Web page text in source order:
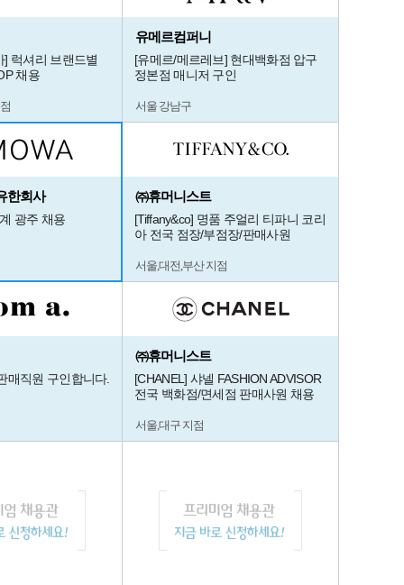
럭셔리 브랜드별
채용
유메르컴퍼니
[유메르/메르레브] 현대백화점 압구
정본점 매니저 구인
서울 강남구
한회사
광주 채용
㈜휴머니스트
[Tiffany&co] 명품 주얼리 티파니 코리
아 전국 점장/부점장/판매사원
서울,대전,부산 지점
매직원 구인합니다.
㈜휴머니스트
[CHANEL] 샤넬 FASHION ADVISOR
전국 백화점/면세점 판매사원 채용
서울,대구 지점